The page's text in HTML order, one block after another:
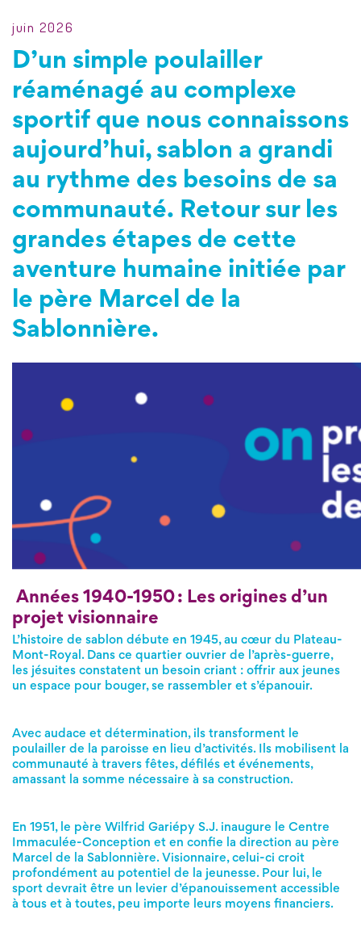
juin 2026
D’un simple poulailler
réaménagé au complexe
sportif que nous connaissons
aujourd’hui, sablon a grandi
au rythme des besoins de sa
communauté. Retour sur les
grandes étapes de cette
aventure humaine initiée par
le père Marcel de la
Sablonnière.
Années 1940-1950 : Les origines d’un
projet visionnaire
L’histoire de sablon débute en 1945, au cœur du Plateau-
Mont-Royal. Dans ce quartier ouvrier de l’après-guerre,
les jésuites constatent un besoin criant : offrir aux jeunes
un espace pour bouger, se rassembler et s’épanouir.
Avec audace et détermination, ils transforment le
poulailler de la paroisse en lieu d’activités. Ils mobilisent la
communauté à travers fêtes, défilés et événements,
amassant la somme nécessaire à sa construction.
En 1951, le père Wilfrid Gariépy S.J. inaugure le Centre
Immaculée-Conception et en confie la direction au père
Marcel de la Sablonnière. Visionnaire, celui-ci croit
profondément au potentiel de la jeunesse. Pour lui, le
sport devrait être un levier d’épanouissement accessible
à tous et à toutes, peu importe leurs moyens financiers.